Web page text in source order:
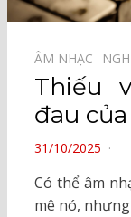
ÂM NHẠC⠀
Thiếu
đau
POSTED
31/10/2025
Có thể âm
mê nó,